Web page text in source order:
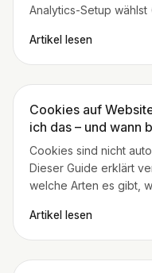
Analytics-Setup wählst
Artikel lesen
Cookies auf
ich das – und wann
Cookies sind nicht
Dieser Guide erklärt
welche Arten es gibt,
Artikel lesen